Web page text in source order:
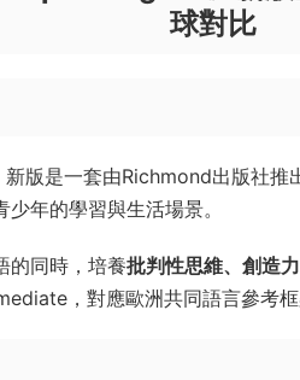
球對比
版是一套由Richmond出版社推
年的學習與生活場景。
的同時，培養批判性思維、創造
，對應歐洲共同語言參考框